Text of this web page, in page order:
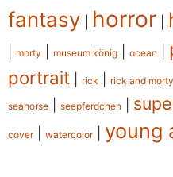
fantasy horror
morty museum könig ocean
portrait rick rick and morty
seahorse seepferdchen
cover| watercolor| young